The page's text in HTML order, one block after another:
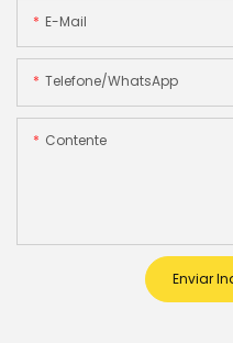
E-Mail
Telefone/WhatsApp
Contente
Enviar